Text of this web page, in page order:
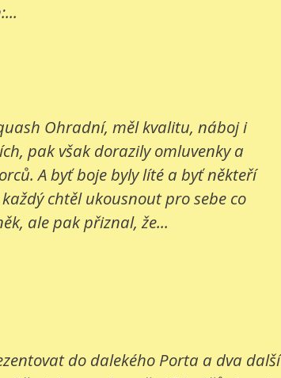
Ohradní, měl kvalitu, náboj i
pak však dorazily omluvenky a
A byť boje byly líté a byť někteří
chtěl ukousnout pro sebe co
ale pak přiznal, že...
do dalekého Porta a dva další